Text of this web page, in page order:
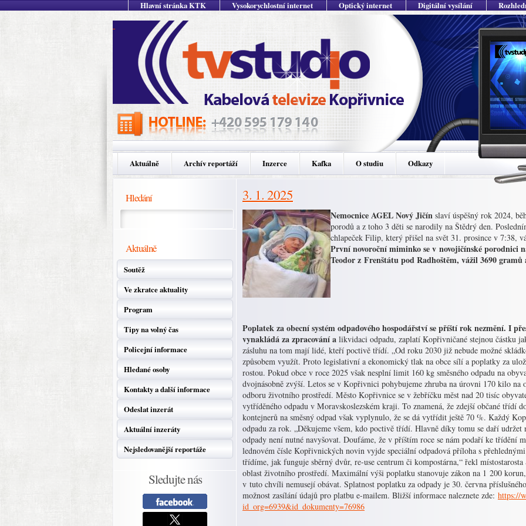
Hlavní stránka KTK Vysokorychlostní internet Optický internet Digitální vysílání
Aktuálně Archív reportáží Inzerce Kafka O studiu Odkazy
Hledání
Aktuálně
Soutěž
Ve zkratce aktuality
Program
Tipy na volný čas
Policejní informace
Hledané osoby
Kontakty a další informace
Odeslat inzerát
Aktuální inzeráty
Nejsledovanější reportáže
Sledujte nás
3. 1. 2025
Nemocnice AGEL Nový Jičín slaví úspěšný rok 2024,
porodů a z toho 3 děti se narodily na Štědrý den.
chlapeček Filip, který přišel na svět 31. prosince v 7:38,
První novoroční miminko se v novojičínské porodnici
Teodor z Frenštátu pod Radhoštěm, vážil 3690
Poplatek za obecní systém odpadového hospodářství se příští rok nezmění. I
vynakládá za zpracování a likvidaci odpadu, zaplatí Kopřivničané stejnou částku
zásluhu na tom mají lidé, kteří poctivě třídí. „Od roku 2030 již nebude možné
způsobem využít. Proto legislativní a ekonomický tlak na obce sílí a poplatky za
rostou. Pokud obce v roce 2025 však nesplní limit 160 kg směsného odpadu na
dvojnásobně zvýší. Letos se v Kopřivnici pohybujeme zhruba na úrovni 170 kilo na
odboru životního prostředí. Město Kopřivnice se v žebříčku měst nad 20 tisíc
vytříděného odpadu v Moravskoslezském kraji. To znamená, že zdejší občané třídí
kontejnerů na směsný odpad však vyplynulo, že se dá vytřídit ještě 70 %. Každý
odpadu za rok. „Děkujeme všem, kdo poctivě třídí. Hlavně díky tomu se daří
odpady není nutné navyšovat. Doufáme, že v příštím roce se nám podaří ke třídění
lednovém čísle Kopřivnických novin vyjde speciální odpadová příloha s
třídíme, jak funguje sběrný dvůr, re-use centrum či kompostárna,“ řekl
oblast životního prostředí. Maximální výši poplatku stanovuje zákon na 1 200
v tuto chvíli nemusejí obávat. Splatnost poplatku za odpady je 30. června
možnost zasílání údajů pro platbu e-mailem. Bližší informace naleznete zde: https://
id_org=6939&id_dokumenty=76986